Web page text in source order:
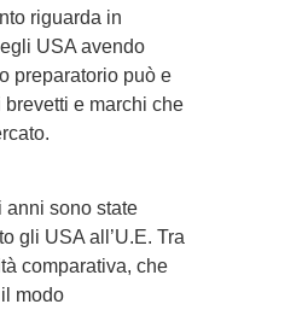
riguarda in
USA avendo
preparatorio può e
e marchi che
anni sono state
gli USA all’U.E. Tra
comparativa, che
modo